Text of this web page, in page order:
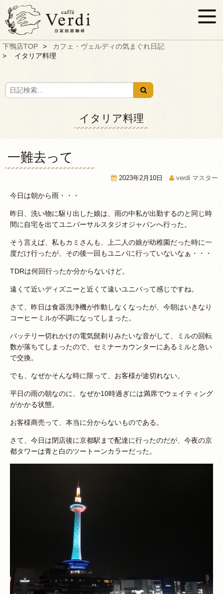
下鴨店TOP
カフェ・ヴェルディの気まぐれ日記
イタリア料理
イタリア料理
一難去って
2023年2月10日 verdi マスター
今日は朝から雨・・・
昨日、洗い物に駆り出した娘は、雨の中私が出勤するのと同じ時
間に自宅を出てユニバーサルスタジオジャパンへ行った。
そう言えば、私もカミさんも、上二人の娘が幼稚園だった時に一
度だけ行ったが、その後一回もユニバに行っていないなぁ・・・
TDRは何回行ったか分からないけど。
遠くて近いディズニーと近くて遠いユニバって感じですね。
さて、昨日は食器洗浄機が作動しなくなったが、今朝はいきなり
コーヒーミルが不調になってしまった。
バッテリー切れかけの電気髭剃りみたいな音がして、ミルの回転
数が落ちてしまったので、セミナーカウンターにあるミルと急い
で交換。
でも、なぜかそんな時に限って、お客様が途切れない。
平日の雨の朝なのに、なぜか10時過ぎには満席でウェイティング
がかかる状態。
お客様商売って、本当に分からないものである。
さて、今日は閉店後に京都駅まで配達に行ったのだが、今夜の京
都タワーは青と白のツートーンカラーだった。